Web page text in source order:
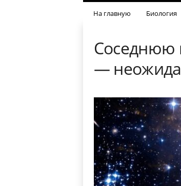
На главную Биология
Соседнюю
—